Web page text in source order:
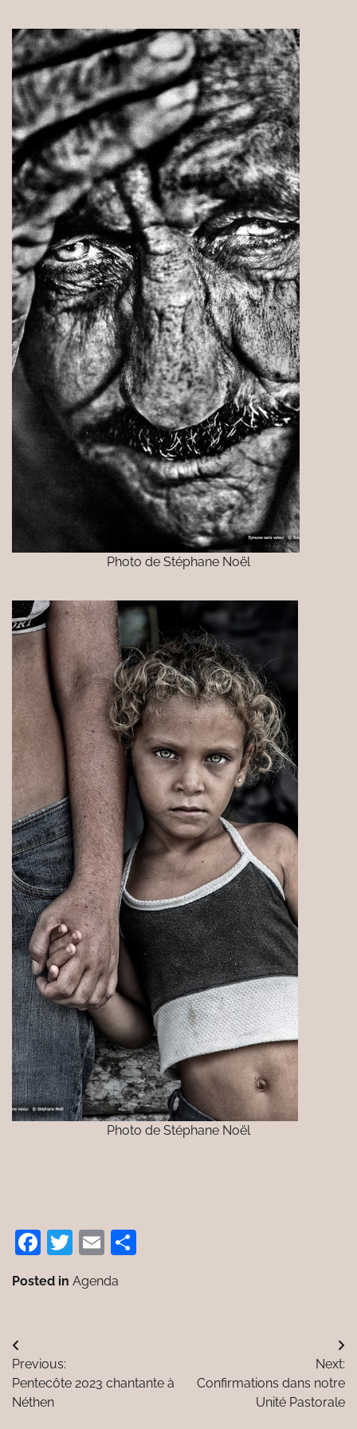
Photo de Stéphane Noël
Photo de Stéphane Noël
Facebook
Twitter
Email
Posted in Agenda
Navigation
de
l’article
Previous:
Pentecôte 2023 chantante à
Néthen
Next:
Confirmations dans notre
Unité Pastorale